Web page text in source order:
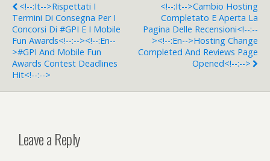
<!--:it-->Rispettati I
Termini Di Consegna Per I
Concorsi Di #GPI E I Mobile
Fun Awards<!--:--><!--:en--
>#GPI And Mobile Fun
Awards Contest Deadlines
Hit<!--:-->
<!--:it-->Cambio Hosting
Completato E Aperta La
Pagina Delle Recensioni<!--:--
><!--:en-->Hosting Change
Completed And Reviews Page
Opened<!--:-->
Leave a Reply